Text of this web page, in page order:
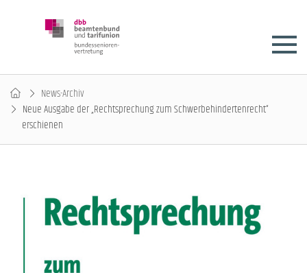
News-Archiv
Neue Ausgabe der „Rechtsprechung zum Schwerbehindertenrecht“
erschienen